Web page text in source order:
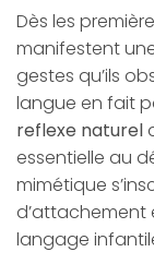
Dès les
manifestent
gestes qu’ils
langue en fait
reflexe naturel
essentielle au
mimétique
d’attachement
langage